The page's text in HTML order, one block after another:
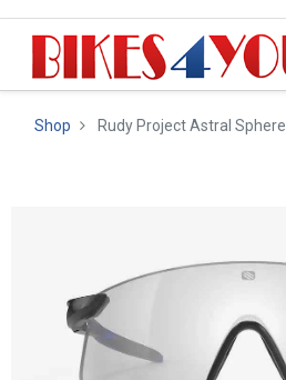
Shop Rudy Project Astral Sphere